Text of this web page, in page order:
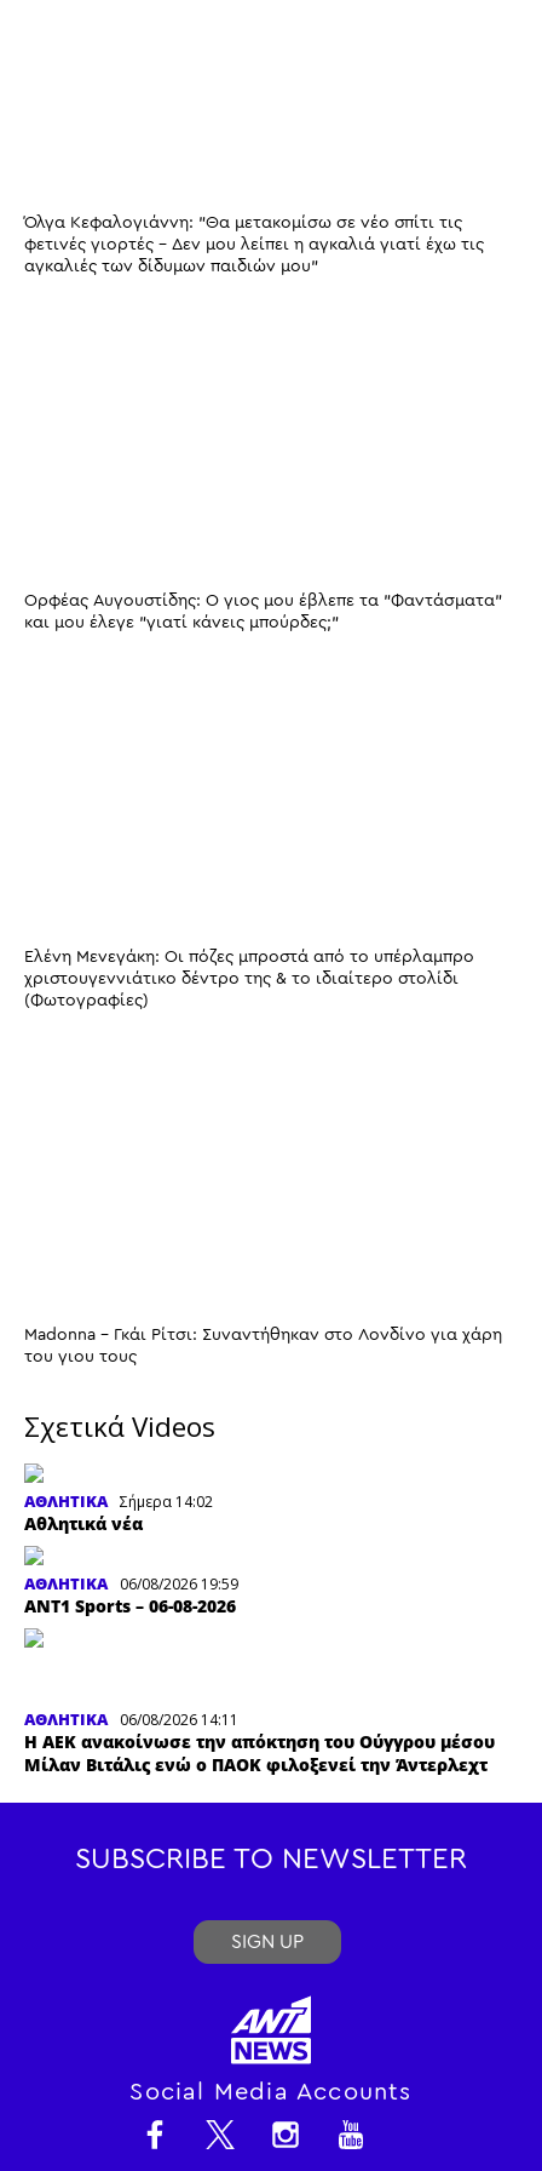
Όλγα Κεφαλογιάννη: "Θα μετακομίσω σε νέο σπίτι τις
φετινές γιορτές - Δεν μου λείπει η αγκαλιά γιατί έχω τις
αγκαλιές των δίδυμων παιδιών μου"
Ορφέας Αυγουστίδης: Ο γιος μου έβλεπε τα "Φαντάσματα"
και μου έλεγε "γιατί κάνεις μπούρδες;"
Ελένη Μενεγάκη: Οι πόζες μπροστά από το υπέρλαμπρο
χριστουγεννιάτικο δέντρο της & το ιδιαίτερο στολίδι
(Φωτογραφίες)
Madonna - Γκάι Ρίτσι: Συναντήθηκαν στο Λονδίνο για χάρη
του γιου τους
Σχετικά Videos
ΑΘΛΗΤΙΚΑ Σήμερα 14:02
Αθλητικά νέα
ΑΘΛΗΤΙΚΑ 06/08/2026 19:59
ΑΝΤ1 Sports – 06-08-2026
ΑΘΛΗΤΙΚΑ 06/08/2026 14:11
Η ΑΕΚ ανακοίνωσε την απόκτηση του Ούγγρου μέσου
Μίλαν Βιτάλις ενώ ο ΠΑΟΚ φιλοξενεί την Άντερλεχτ
SUBSCRIBE TO NEWSLETTER
SIGN UP
Social Media Accounts